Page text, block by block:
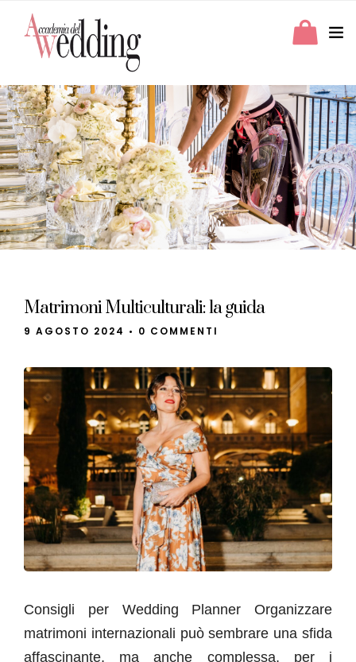
Matrimoni Multiculturali: la guida
9 AGOSTO 2024 • 0 COMMENTI
Consigli per Wedding Planner Organizzare
matrimoni internazionali può sembrare una sfida
affascinante, ma anche complessa, per i